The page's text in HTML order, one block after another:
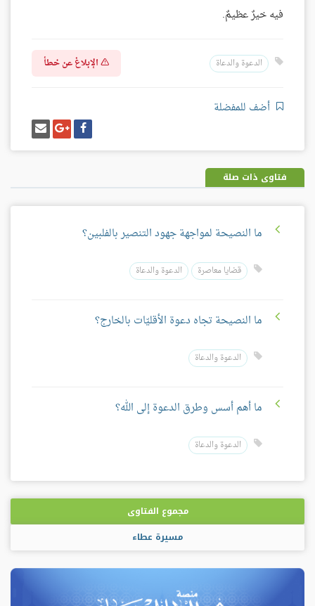
فيه خيرٌ عظيمٌ.
الدعوة والدعاة الإبلاغ عن خطأ
أضف للمفضلة
شارك
على
فيسبوك
شارك
على
غوغل
بلس
إرسل
إيميل
فتاوى ذات صلة
ما النصيحة لمواجهة جهود التنصير بالفلبين؟
قضايا معاصرة الدعوة والدعاة
ما النصيحة تجاه دعوة الأقليّات بالخارج؟
الدعوة والدعاة
ما أهم أسس وطرق الدعوة إلى الله؟
الدعوة والدعاة
مجموع الفتاوى
مسيرة عطاء